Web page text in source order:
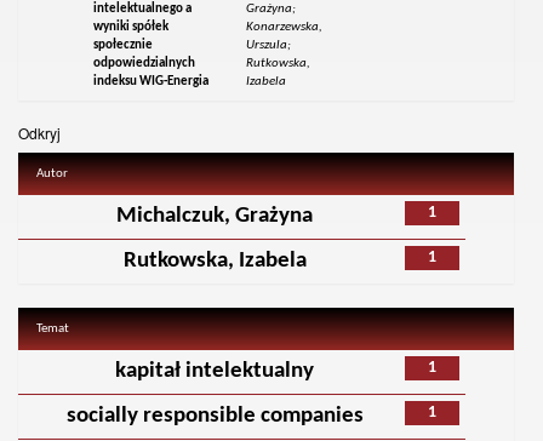
intelektualnego a
wyniki spółek
społecznie
odpowiedzialnych
indeksu WIG-Energia
Grażyna;
Konarzewska,
Urszula;
Rutkowska,
Izabela
Odkryj
Autor
1
Michalczuk, Grażyna
1
Rutkowska, Izabela
Temat
1
kapitał intelektualny
1
socially responsible companies